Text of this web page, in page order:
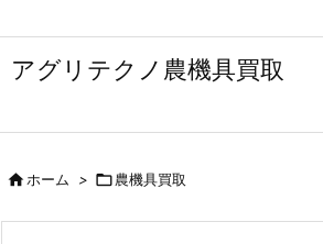
アグリテクノ農機具買取
ホーム > 農機具買取